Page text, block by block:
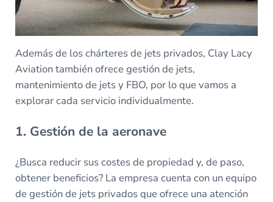
Además de los chárteres de jets privados, Clay Lacy
Aviation también ofrece gestión de jets,
mantenimiento de jets y FBO, por lo que vamos a
explorar cada servicio individualmente.
1. Gestión de la aeronave
¿Busca reducir sus costes de propiedad y, de paso,
obtener beneficios? La empresa cuenta con un equipo
de gestión de jets privados que ofrece una atención